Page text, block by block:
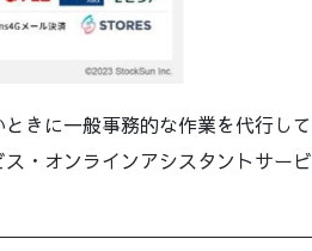
きに一般事務的な作業を代行して
・オンラインアシスタントサービ